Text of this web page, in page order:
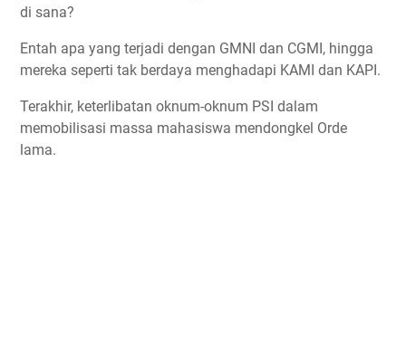
di sana?
Entah apa yang terjadi dengan GMNI dan CGMI, hingga
mereka seperti tak berdaya menghadapi KAMI dan KAPI.
Terakhir, keterlibatan oknum-oknum PSI dalam
memobilisasi massa mahasiswa mendongkel Orde
lama.